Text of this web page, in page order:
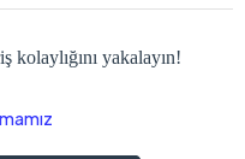
kolaylığını yakalayın!